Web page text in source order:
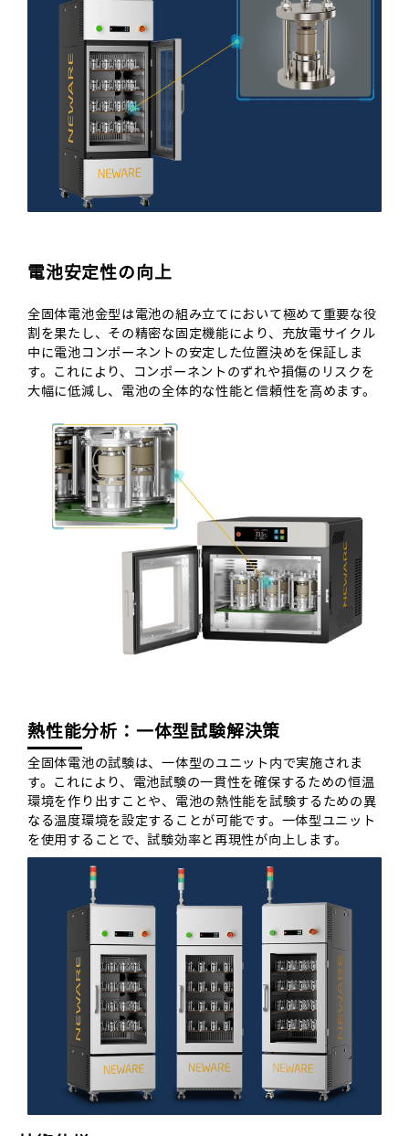
電池安定性の向上
全固体電池金型は電池の組み立てにおいて極めて重要な役
割を果たし、その精密な固定機能により、充放電サイクル
中に電池コンポーネントの安定した位置決めを保証しま
す。これにより、コンポーネントのずれや損傷のリスクを
大幅に低減し、電池の全体的な性能と信頼性を高めます。
熱性能分析：一体型試験解決策
全固体電池の試験は、一体型のユニット内で実施されま
す。これにより、電池試験の一貫性を確保するための恒温
環境を作り出すことや、電池の熱性能を試験するための異
なる温度環境を設定することが可能です。一体型ユニット
を使用することで、試験効率と再現性が向上します。